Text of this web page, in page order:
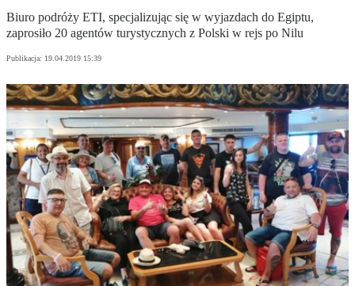
Biuro podróży ETI, specjalizując się w wyjazdach do Egiptu,
zaprosiło 20 agentów turystycznych z Polski w rejs po Nilu
Publikacja: 19.04.2019 15:39